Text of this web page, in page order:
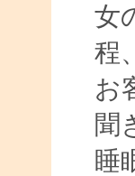
女
程
お
聞
睡